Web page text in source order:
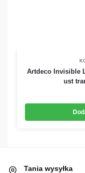
Artdeco Invisible
ust
Tania wysyłka